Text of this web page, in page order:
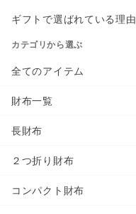
ギフトで選ばれている理由
カテゴリから選ぶ
全てのアイテム
財布一覧
長財布
２つ折り財布
コンパクト財布